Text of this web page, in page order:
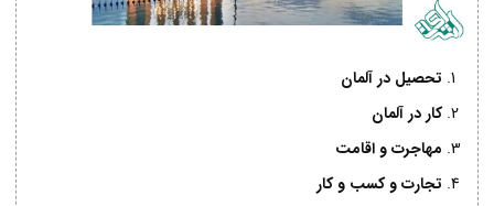
تحصیل در آلمان
کار در آلمان
مهاجرت و اقامت
تجارت و کسب و کار